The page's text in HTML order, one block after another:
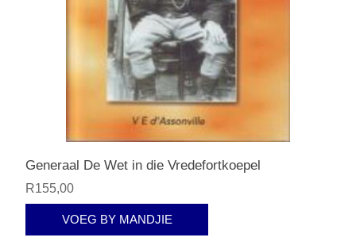
Generaal De Wet in die Vredefortkoepel
R155,00
VOEG BY MANDJIE